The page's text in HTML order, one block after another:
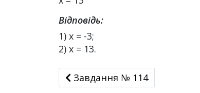
Відповідь:
1) х = -3;
2) х = 13.
Завдання № 114
Завдання № 114